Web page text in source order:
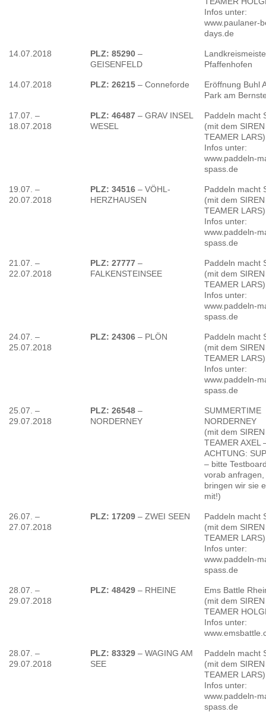
Infos unter:
www.paulaner-
days.de
14.07.2018 PLZ: 85290 –
GEISENFELD
Pfaffenhofen
14.07.2018 PLZ: 26215 – Conneforde
Eröffnung Buhl
Park am
17.07. –
18.07.2018
PLZ: 46487 – GRAV INSEL
WESEL
Paddeln macht
(mit dem SIREN
TEAMER
Infos unter:
www.paddeln-
spass.de
19.07. –
20.07.2018
PLZ: 34516 – VÖHL-
HERZHAUSEN
Paddeln macht
(mit dem SIREN
TEAMER
Infos unter:
www.paddeln-
spass.de
21.07. –
22.07.2018
PLZ: 27777 –
FALKENSTEINSEE
Paddeln macht
(mit dem SIREN
TEAMER
Infos unter:
www.paddeln-
spass.de
24.07. –
25.07.2018
PLZ: 24306 – PLÖN
Paddeln macht
(mit dem SIREN
TEAMER
Infos unter:
www.paddeln-
spass.de
25.07. –
29.07.2018
PLZ: 26548 –
NORDERNEY
SUMMERTIME
NORDERNEY
(mit dem SIREN
TEAMER AXEL
ACHTUNG:
– bitte
vorab
bringen wir sie
mit!)
26.07. –
27.07.2018
PLZ: 17209 – ZWEI SEEN
Paddeln macht
(mit dem SIREN
TEAMER
Infos unter:
www.paddeln-
spass.de
28.07. –
29.07.2018
PLZ: 48429 – RHEINE
Ems Battle
(mit dem SIREN
TEAMER
Infos unter:
28.07. –
29.07.2018
PLZ: 83329 – WAGING AM
SEE
Paddeln macht
(mit dem SIREN
TEAMER
Infos unter:
www.paddeln-
spass.de